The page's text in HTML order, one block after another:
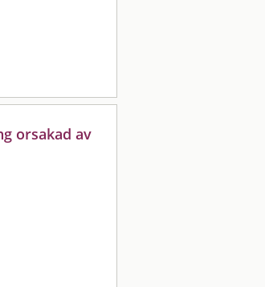
orsakad av